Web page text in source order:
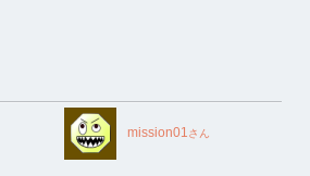
mission01さん